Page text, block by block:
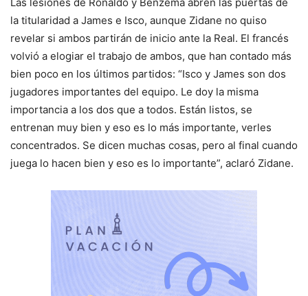
Las lesiones de Ronaldo y Benzema abren las puertas de
la titularidad a James e Isco, aunque Zidane no quiso
revelar si ambos partirán de inicio ante la Real. El francés
volvió a elogiar el trabajo de ambos, que han contado más
bien poco en los últimos partidos: “Isco y James son dos
jugadores importantes del equipo. Le doy la misma
importancia a los dos que a todos. Están listos, se
entrenan muy bien y eso es lo más importante, verles
concentrados. Se dicen muchas cosas, pero al final cuando
juega lo hacen bien y eso es lo importante”, aclaró Zidane.